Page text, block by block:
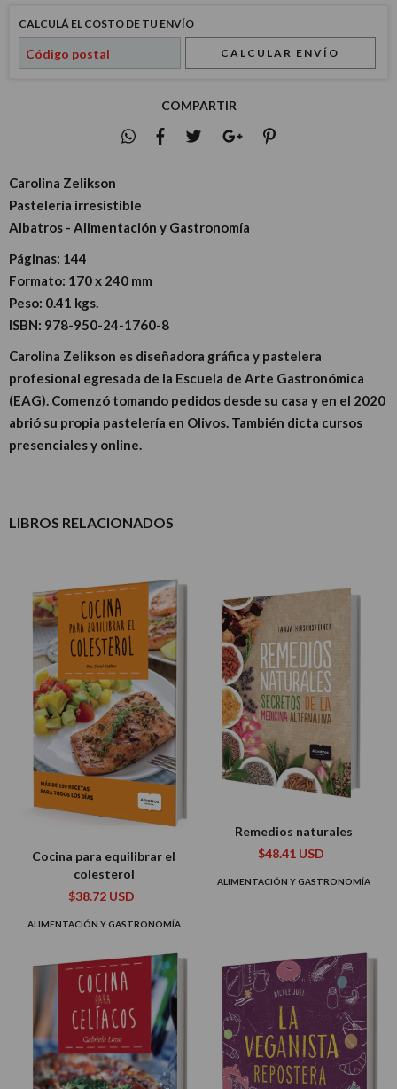
CALCULÁ EL COSTO DE TU ENVÍO
CALCULAR ENVÍO
COMPARTIR
Carolina Zelikson
Pastelería irresistible
Albatros - Alimentación y Gastronomía
Páginas: 144
Formato: 170 x 240 mm
Peso: 0.41 kgs.
ISBN: 978-950-24-1760-8
Carolina Zelikson es diseñadora gráfica y pastelera
profesional egresada de la Escuela de Arte Gastronómica
(EAG). Comenzó tomando pedidos desde su casa y en el 2020
abrió su propia pastelería en Olivos. También dicta cursos
presenciales y online.
LIBROS RELACIONADOS
Cocina para equilibrar el
colesterol
$38.72 USD
ALIMENTACIÓN Y GASTRONOMÍA
Remedios naturales
$48.41 USD
ALIMENTACIÓN Y GASTRONOMÍA